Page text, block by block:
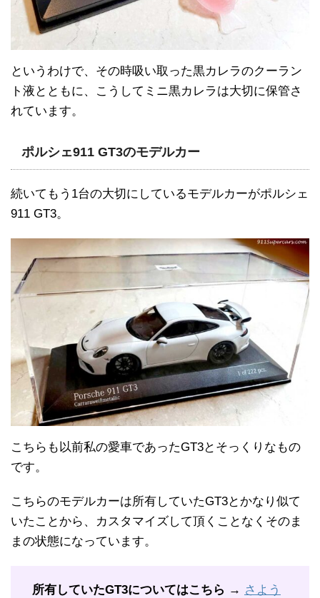
というわけで、その時吸い取った黒カレラのクーラン
ト液とともに、こうしてミニ黒カレラは大切に保管さ
れています。
ポルシェ911 GT3のモデルカー
続いてもう1台の大切にしているモデルカーがポルシェ
911 GT3。
こちらも以前私の愛車であったGT3とそっくりなもの
です。
こちらのモデルカーは所有していたGT3とかなり似て
いたことから、カスタマイズして頂くことなくそのま
まの状態になっています。
所有していたGT3についてはこちら → さよう